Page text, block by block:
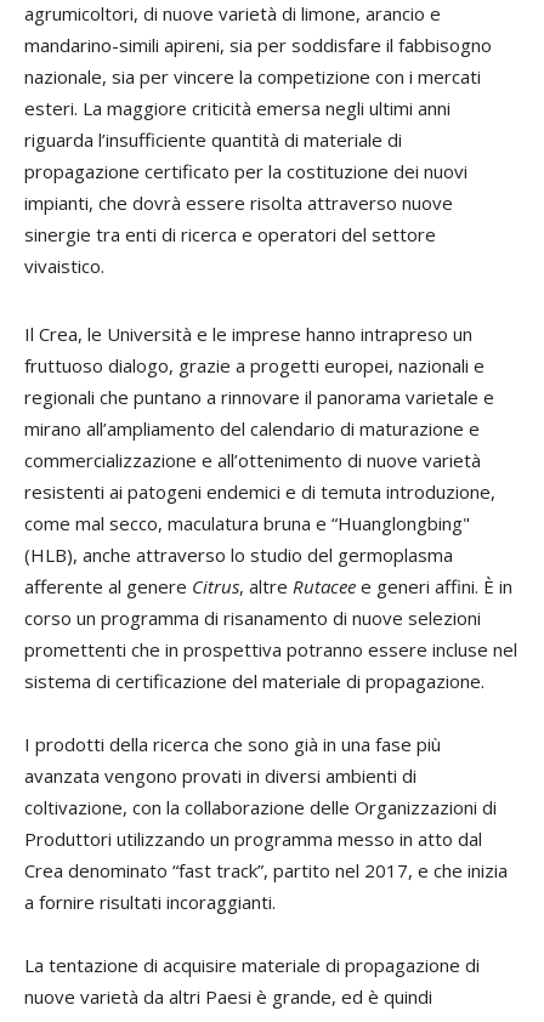
agrumicoltori, di nuove varietà di limone, arancio e
mandarino-simili apireni, sia per soddisfare il fabbisogno
nazionale, sia per vincere la competizione con i mercati
esteri. La maggiore criticità emersa negli ultimi anni
riguarda l’insufficiente quantità di materiale di
propagazione certificato per la costituzione dei nuovi
impianti, che dovrà essere risolta attraverso nuove
sinergie tra enti di ricerca e operatori del settore
vivaistico.
Il Crea, le Università e le imprese hanno intrapreso un
fruttuoso dialogo, grazie a progetti europei, nazionali e
regionali che puntano a rinnovare il panorama varietale e
mirano all’ampliamento del calendario di maturazione e
commercializzazione e all’ottenimento di nuove varietà
resistenti ai patogeni endemici e di temuta introduzione,
come mal secco, maculatura bruna e “Huanglongbing"
(HLB), anche attraverso lo studio del germoplasma
afferente al genere Citrus, altre Rutacee e generi affini. È in
corso un programma di risanamento di nuove selezioni
promettenti che in prospettiva potranno essere incluse nel
sistema di certificazione del materiale di propagazione.
I prodotti della ricerca che sono già in una fase più
avanzata vengono provati in diversi ambienti di
coltivazione, con la collaborazione delle Organizzazioni di
Produttori utilizzando un programma messo in atto dal
Crea denominato “fast track”, partito nel 2017, e che inizia
a fornire risultati incoraggianti.
La tentazione di acquisire materiale di propagazione di
nuove varietà da altri Paesi è grande, ed è quindi